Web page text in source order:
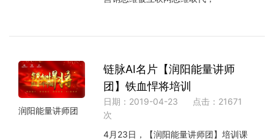
润阳能量讲师团
链脉AI名片【润阳能量讲师
团】铁血悍将培训
日期：2019-04-23
点击：21671
次
4月23日，【润阳能量讲师团】培训课